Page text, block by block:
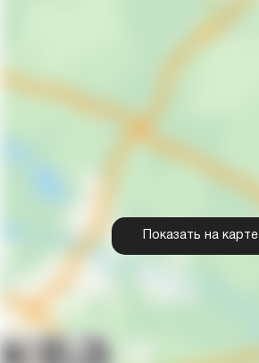
Показать на карте